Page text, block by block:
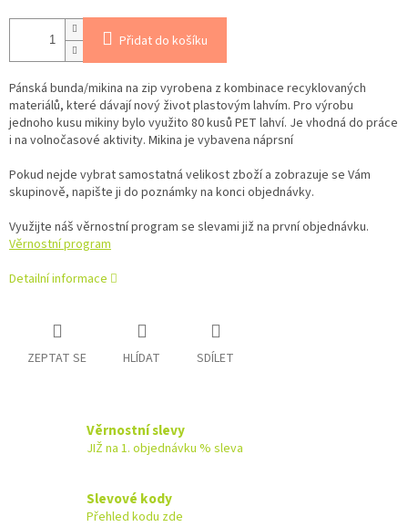
Přidat do košíku
Pánská bunda/mikina na zip vyrobena z kombinace recyklovaných
materiálů, které dávají nový život plastovým lahvím. Pro výrobu
jednoho kusu mikiny bylo využito 80 kusů PET lahví. Je vhodná do práce
i na volnočasové aktivity. Mikina je vybavena náprsní
Pokud nejde vybrat samostatná velikost zboží a zobrazuje se Vám
skupinově, napište ji do poznámky na konci objednávky.
Využijte náš věrnostní program se slevami již na první objednávku.
Věrnostní program
Detailní informace
ZEPTAT SE HLÍDAT SDÍLET
Věrnostní slevy
JIŽ na 1. objednávku % sleva
Slevové kody
Přehled kodu zde